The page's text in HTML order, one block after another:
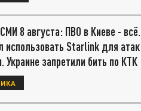
8 августа: ПВО в Киеве - всё.
использовать Starlink для атак
Украине запретили бить по КТК